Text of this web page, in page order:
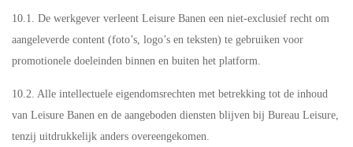
10.1. De werkgever verleent Leisure Banen een niet-exclusief recht om
aangeleverde content (foto’s, logo’s en teksten) te gebruiken voor
promotionele doeleinden binnen en buiten het platform.
10.2. Alle intellectuele eigendomsrechten met betrekking tot de inhoud
van Leisure Banen en de aangeboden diensten blijven bij Bureau Leisure,
tenzij uitdrukkelijk anders overeengekomen.